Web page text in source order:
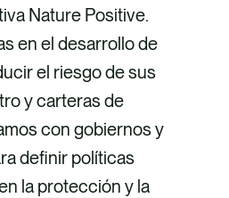
Nature Positive.
en el desarrollo de
el riesgo de sus
y carteras de
con gobiernos y
definir políticas
la protección y la